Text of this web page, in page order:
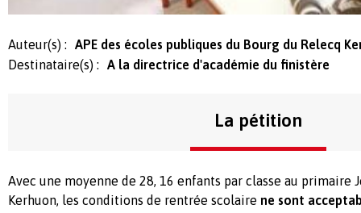
Auteur(s) :
APE des écoles publiques du Bourg du Relecq
Destinataire(s) :
A la directrice d'académie du finistère
La pétition
Avec une moyenne de 28, 16 enfants par classe au primaire
Kerhuon, les conditions de rentrée scolaire ne sont